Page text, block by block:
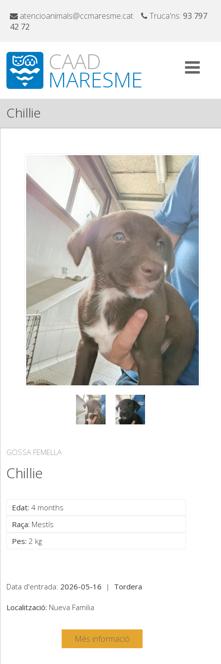
atencioanimals@ccmaresme.cat Truca'ns: 93 797
42 72
CAAD
MARESME
Chillie
GOSSA FEMELLA
Chillie
Edat: 4 months
Raça: Mestís
Pes: 2 kg
Data d'entrada: 2026-05-16 | Tordera
Localització: Nueva Familia
Més informació